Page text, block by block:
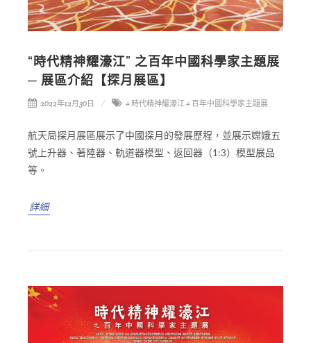
“時代精神耀濠江” 之百年中國科學家主題展
─ 展區介紹【探月展區】
2022年12月30日 # 時代精神耀濠江# 百年中國科學家主題展
航天局探月展區展示了中國探月的發展歷程，並展示嫦娥五
號上升器、著陸器、軌道器模型、返回器（1:3）模型展品
等。
詳細